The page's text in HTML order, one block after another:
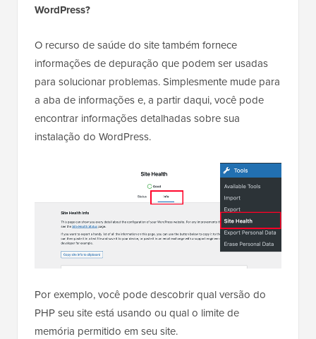
WordPress?
O recurso de saúde do site também fornece
informações de depuração que podem ser usadas
para solucionar problemas. Simplesmente mude para
a aba de informações e, a partir daqui, você pode
encontrar informações detalhadas sobre sua
instalação do WordPress.
Por exemplo, você pode descobrir qual versão do
PHP seu site está usando ou qual o limite de
memória permitido em seu site.